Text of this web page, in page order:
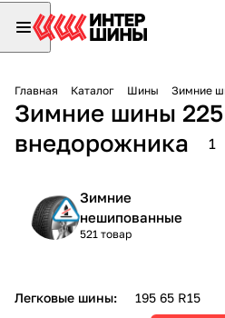
Главная Каталог Шины Зимние
Зимние шины 225
внедорожника
1
Зимние
нешипованные
521 товар
Легковые шины: 195 65 R15